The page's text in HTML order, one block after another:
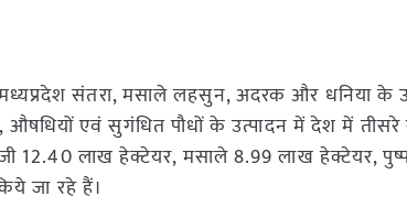
मध्यप्रदेश संतरा, मसाले लहसुन, अदरक और धनिया के
एवं सुगंधित पौधों के उत्पादन में देश में तीसरे
12.40 लाख हेक्टेयर, मसाले 8.99 लाख हेक्टेयर,
जा रहे हैं।